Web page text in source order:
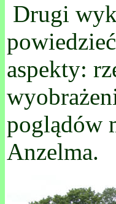
Drugi
aspekty:
poglądów
Anzelma.